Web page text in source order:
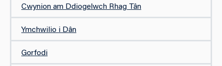
​​​Cwynion am Ddiogelwch Rhag Tân
Ymchwilio i Dân​​​
Gorfodi